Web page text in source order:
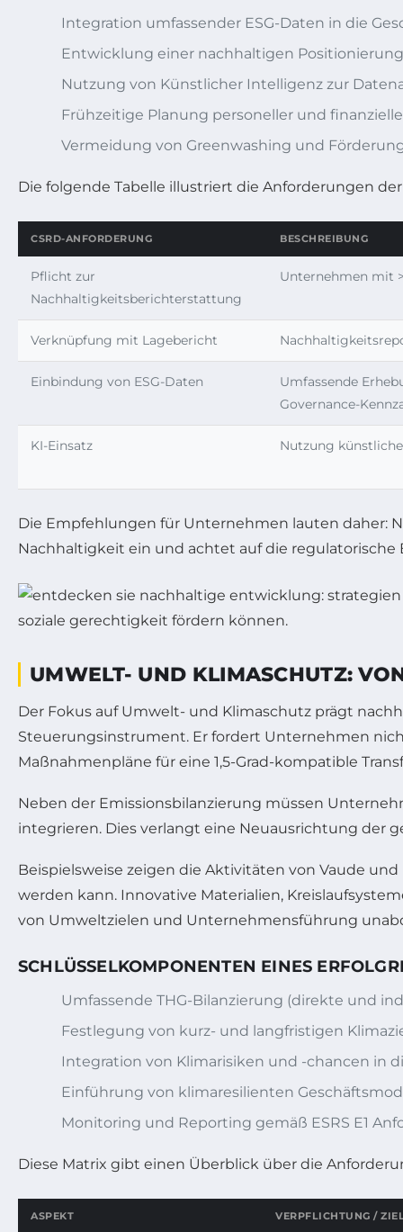
Integration umfassender ESG-Daten in die
Entwicklung einer nachhaltigen
Nutzung von Künstlicher Intelligenz zur
Frühzeitige Planung personeller und
Vermeidung von Greenwashing und
Die folgende Tabelle illustriert die Anforderungen
CSRD-ANFORDERUNG BESCHREIBUNG
Pflicht zur
Nachhaltigkeitsberichterstattung
Unternehmen mit
Verknüpfung mit Lagebericht
Einbindung von ESG-Daten
Umfassende
Governance-
KI-Einsatz Nutzung
Die Empfehlungen für Unternehmen lauten daher:
Nachhaltigkeit ein und achtet auf die regulatorische
UMWELT- UND KLIMASCHUTZ:
Der Fokus auf Umwelt- und Klimaschutz prägt
Steuerungsinstrument. Er fordert Unternehmen
Maßnahmenpläne für eine 1,5-Grad-kompatible
Neben der Emissionsbilanzierung müssen
integrieren. Dies verlangt eine Neuausrichtung der
Beispielsweise zeigen die Aktivitäten von Vaude
werden kann. Innovative Materialien,
von Umweltzielen und Unternehmensführung
SCHLÜSSELKOMPONENTEN EINES
Umfassende THG-Bilanzierung (direkte und
Festlegung von kurz- und langfristigen
Integration von Klimarisiken und -chancen in
Einführung von klimaresilienten
Monitoring und Reporting gemäß ESRS E1
Diese Matrix gibt einen Überblick über die
ASPEKT VERPFLICHTUNG /